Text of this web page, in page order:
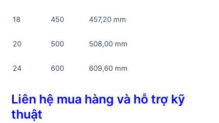
18 450 457,20 mm
20 500 508,00 mm
24 600 609,60 mm
Liên hệ mua hàng và hỗ trợ kỹ
thuật